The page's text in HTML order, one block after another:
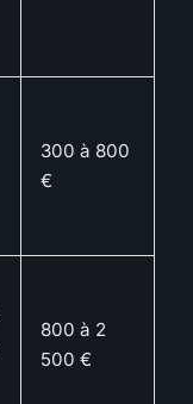
300 à 800
€
800 à 2
500 €